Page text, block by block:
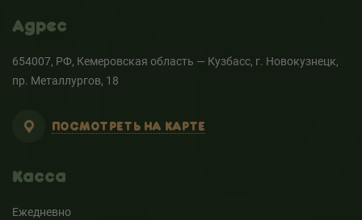
Адрес
654007, РФ, Кемеровская область — Кузбасс, г. Новокузнецк,
пр. Металлургов, 18
ПОСМОТРЕТЬ НА КАРТЕ
Касса
Ежедневно